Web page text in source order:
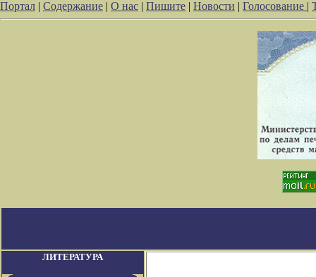
Портал | Содержание | О нас | Пишите | Новости | Голосование |
ЛИТЕРАТУРА